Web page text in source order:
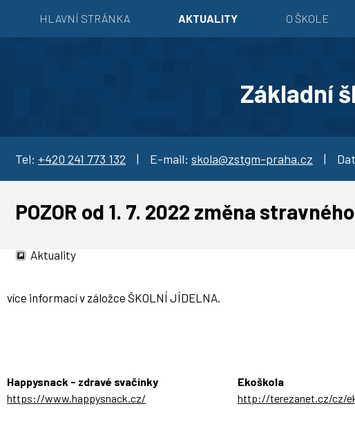
HLAVNÍ STRÁNKA AKTUALITY O ŠKOLE
Základní
Tel: +420 241 773 132 | E-mail: skola@zstgm-praha.cz |
POZOR od 1. 7. 2022 změna stravného
Aktuality
více informací v záložce ŠKOLNÍ JÍDELNA.
Happysnack - zdravé svačinky
https://www.happysnack.cz/
Ekoškola
http://terezanet.cz/cz/